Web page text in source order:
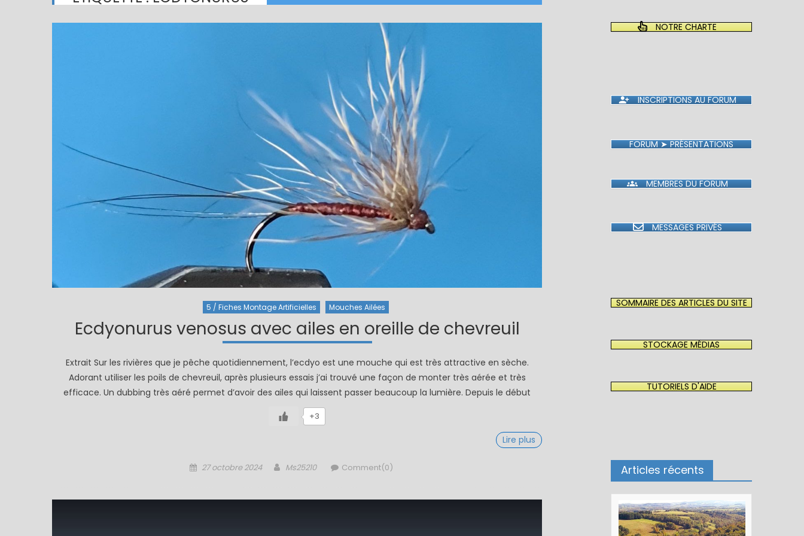
5 / Fiches Montage Artificielles Mouches Ailées
Ecdyonurus venosus avec ailes en oreille de chevreuil
Extrait Sur les rivières que je pêche quotidiennement, l’ecdyo est une mouche qui est très attractive en sèche.
Adorant utiliser les poils de chevreuil, après plusieurs essais j’ai trouvé une façon de monter très aérée et très
efficace. Un dubbing très aéré permet d’avoir des ailes qui laissent passer beaucoup la lumière. Depuis le début
+3
Lire plus
Posted
27 octobre 2024 Author
Ms25210 Comment(0)
NOTRE CHARTE
INSCRIPTIONS AU FORUM
FORUM ➤ PRÉSENTATIONS
MEMBRES DU FORUM
MESSAGES PRIVÉS
SOMMAIRE DES ARTICLES DU SITE
STOCKAGE MÉDIAS
TUTORIELS D'AIDE
Articles récents